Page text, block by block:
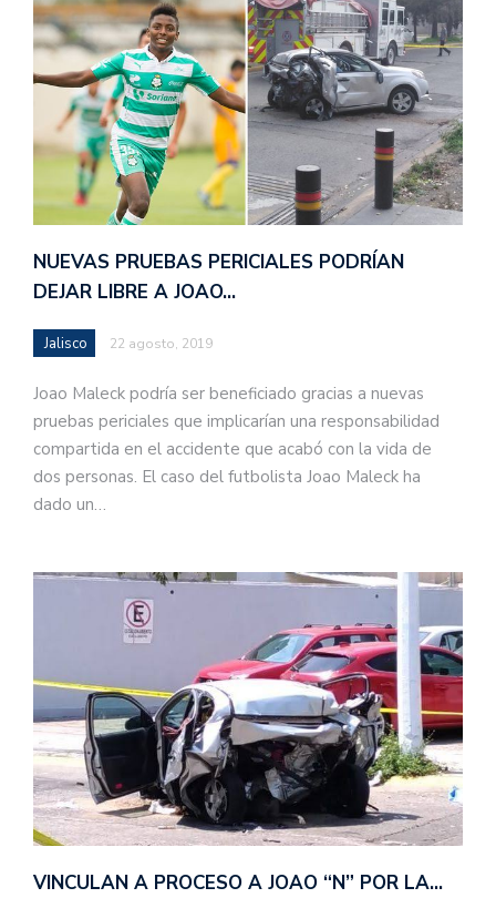
NUEVAS PRUEBAS PERICIALES PODRÍAN
DEJAR LIBRE A JOAO…
Jalisco 22 agosto, 2019
Joao Maleck podría ser beneficiado gracias a nuevas
pruebas periciales que implicarían una responsabilidad
compartida en el accidente que acabó con la vida de
dos personas. El caso del futbolista Joao Maleck ha
dado un…
VINCULAN A PROCESO A JOAO “N” POR LA…